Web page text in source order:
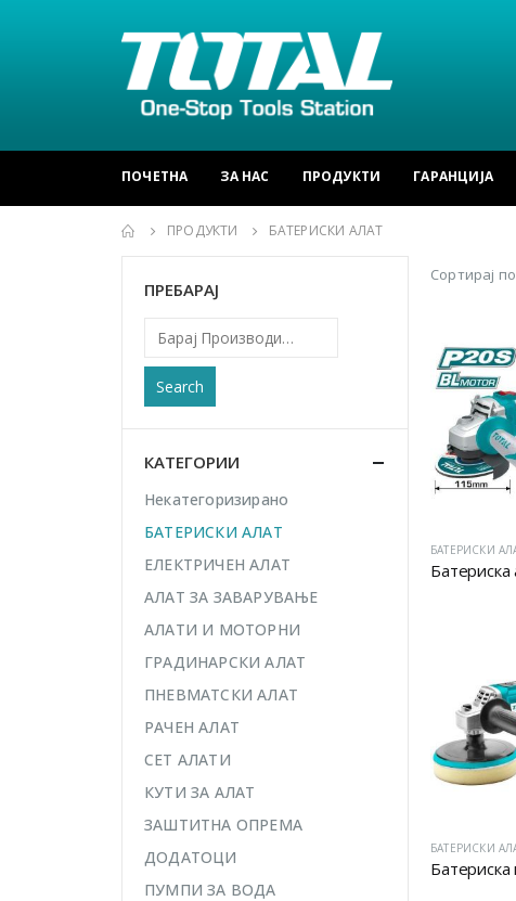
ПОЧЕТНА ЗА НАС ПРОДУКТИ ГАРАНЦИЈА
ПРОДУКТИ БАТЕРИСКИ АЛАТ
Сортирај
БАТЕРИСКИ
Батериска
БАТЕРИСКИ
Батериска
ПРЕБАРАЈ
Search
КАТЕГОРИИ
Некатегоризирано
БАТЕРИСКИ АЛАТ
ЕЛЕКТРИЧЕН АЛАТ
АЛАТ ЗА ЗАВАРУВАЊЕ
АЛАТИ И МОТОРНИ
ГРАДИНАРСКИ АЛАТ
ПНЕВМАТСКИ АЛАТ
РАЧЕН АЛАТ
СЕТ АЛАТИ
КУТИ ЗА АЛАТ
ЗАШТИТНА ОПРЕМА
ДОДАТОЦИ
ПУМПИ ЗА ВОДА